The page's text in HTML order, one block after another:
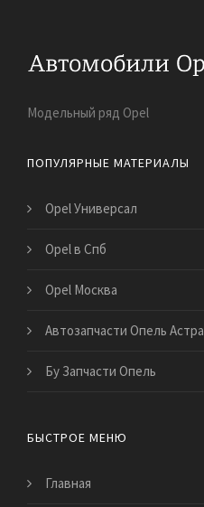
Модельный ряд Opel
ПОПУЛЯРНЫЕ МАТЕРИАЛЫ
Opel Универсал
Opel в Спб
Opel Москва
Автозапчасти Опель Астра
Бу Запчасти Опель
БЫСТРОЕ МЕНЮ
Главная